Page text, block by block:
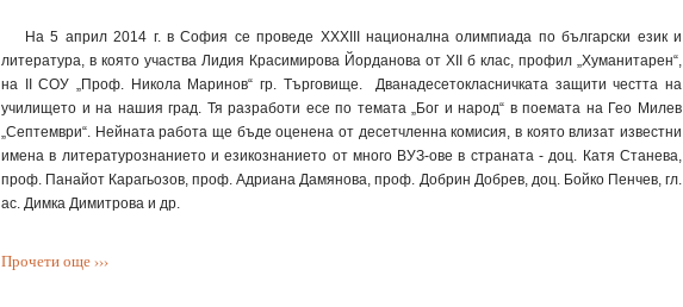
На 5 април 2014 г. в София се проведе ХХХІІІ национална олимпиада по български език и
литература, в която участва Лидия Красимирова Йорданова от ХІІ б клас, профил „Хуманитарен“,
на ІІ СОУ „Проф. Никола Маринов“ гр. Търговище. Дванадесетокласничката защити честта на
училището и на нашия град. Тя разработи есе по темата „Бог и народ“ в поемата на Гео Милев
„Септември“. Нейната работа ще бъде оценена от десетчленна комисия, в която влизат известни
имена в литературознанието и езикознанието от много ВУЗ-ове в страната - доц. Катя Станева,
проф. Панайот Карагьозов, проф. Адриана Дамянова, проф. Добрин Добрев, доц. Бойко Пенчев, гл.
ас. Димка Димитрова и др.
Прочети още ›››